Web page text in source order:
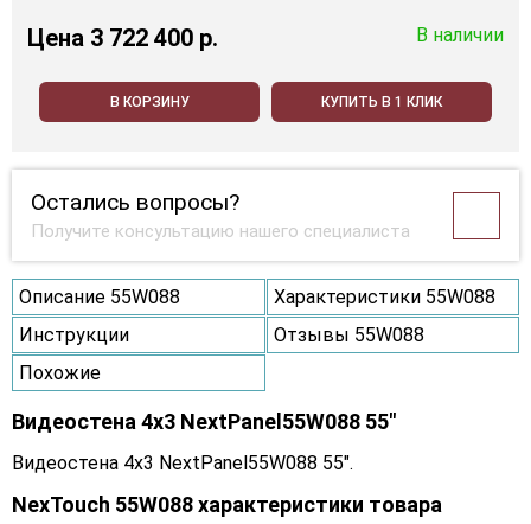
Цена 3 722 400 p. В наличии
В КОРЗИНУ КУПИТЬ В 1 КЛИК
Остались вопросы?
Получите консультацию нашего специалиста
Описание 55W088
Характеристики 55W088
Инструкции
Отзывы 55W088
Похожие
Видеостена 4x3 NextPanel55W088 55"
Видеостена 4x3 NextPanel55W088 55".
NexTouch 55W088 характеристики товара